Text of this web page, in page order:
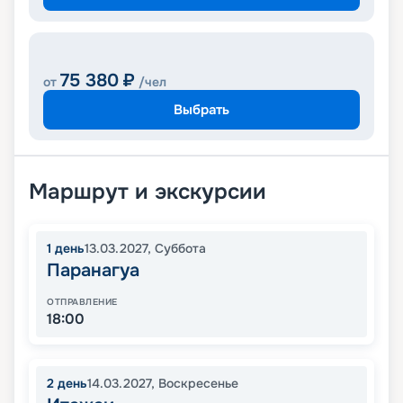
от 75 380 ₽ /чел
Выбрать
Маршрут и экскурсии
1 день13.03.2027, Суббота
Паранагуа
ОТПРАВЛЕНИЕ
18:00
2 день14.03.2027, Воскресенье